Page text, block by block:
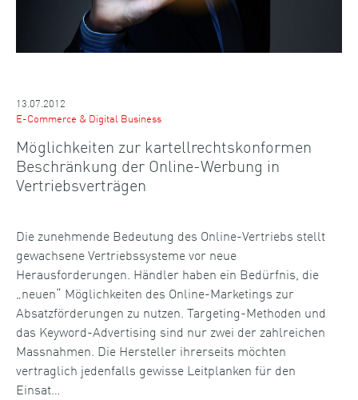
13.07.2012
E-Commerce & Digital Business
Möglichkeiten zur kartellrechtskonformen
Beschränkung der Online-Werbung in
Vertriebsverträgen
Die zunehmende Bedeutung des Online-Vertriebs stellt
gewachsene Vertriebssysteme vor neue
Herausforderungen. Händler haben ein Bedürfnis, die
„neuen“ Möglichkeiten des Online-Marketings zur
Absatzförderungen zu nutzen. Targeting-Methoden und
das Keyword-Advertising sind nur zwei der zahlreichen
Massnahmen. Die Hersteller ihrerseits möchten
vertraglich jedenfalls gewisse Leitplanken für den
Einsat…